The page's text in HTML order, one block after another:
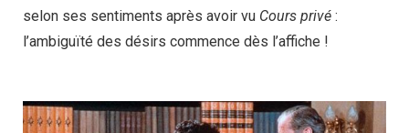
selon ses sentiments après avoir vu Cours privé :
l’ambiguïté des désirs commence dès l’affiche !